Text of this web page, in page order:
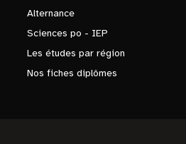
Alternance
Sciences po - IEP
Les études par région
Nos fiches diplômes